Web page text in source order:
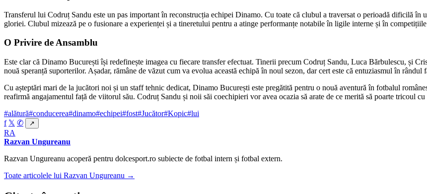
Transferul lui Codruț Sandu este un pas important în reconstrucția echipei Dinamo. Cu toate că clubul a traversat o perioadă dificilă
gloriei. Clubul mizează pe o fusionare a experienței și a tineretului pentru a atinge performanțe notabile în ligile interne și în
O Privire de Ansamblu
Este clar că Dinamo București își redefinește imagea cu fiecare transfer efectuat. Tinerii precum Codruț Sandu, Luca Bărbulescu, și
nouă speranță suporterilor. Așadar, rămâne de văzut cum va evolua această echipă în noul sezon, dar cert este că entuziasmul în rândul
Cu așteptări mari de la jucători noi și un staff tehnic dedicat, Dinamo București este pregătită pentru o nouă aventură în fotbalul
reafirmă angajamentul față de viitorul său. Codruț Sandu și noii săi coechipieri vor avea ocazia să arate de ce merită să poarte tricoul
#alătură#conducerea#dinamo#echipei#fost#Jucător#Kopic#lui
f 𝕏 ✆ ↗
RA
Razvan Ungureanu
Razvan Ungureanu acoperă pentru dolcesport.ro subiecte de fotbal intern și fotbal extern.
Toate articolele lui Razvan Ungureanu →